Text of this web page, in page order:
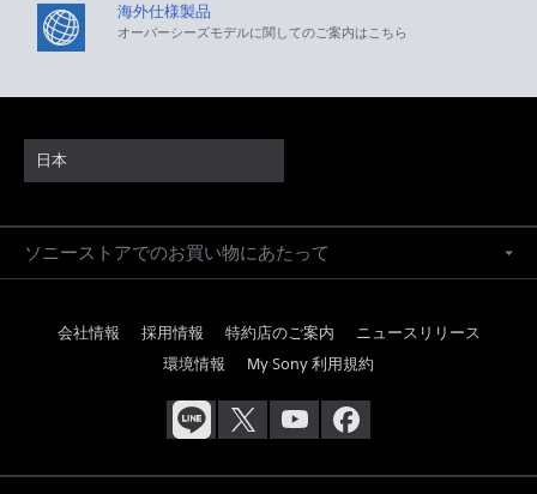
海外仕様製品
オーバーシーズモデルに関してのご案内はこちら
日本
ソニーストアでのお買い物にあたって
会社情報 採用情報 特約店のご案内
ニュースリリース
環境情報
My Sony 利用規約